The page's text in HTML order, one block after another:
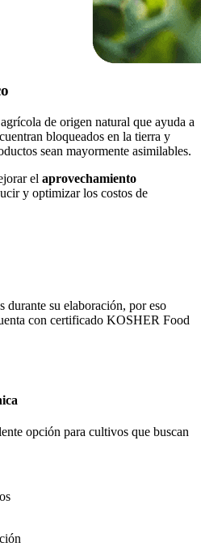
de origen natural que ayuda a
bloqueados en la tierra y
sean mayormente asimilables.
el aprovechamiento
y optimizar los costos de
durante su elaboración, por eso
con certificado KOSHER Food
opción para cultivos que buscan